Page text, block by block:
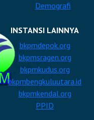
Demografi
INSTANSI LAINNYA
bkpmdepok.org
bkpmsragen.org
bkpmkudus.org
bkpmbengkuluutara.id
bkpmkendal.org
PPID